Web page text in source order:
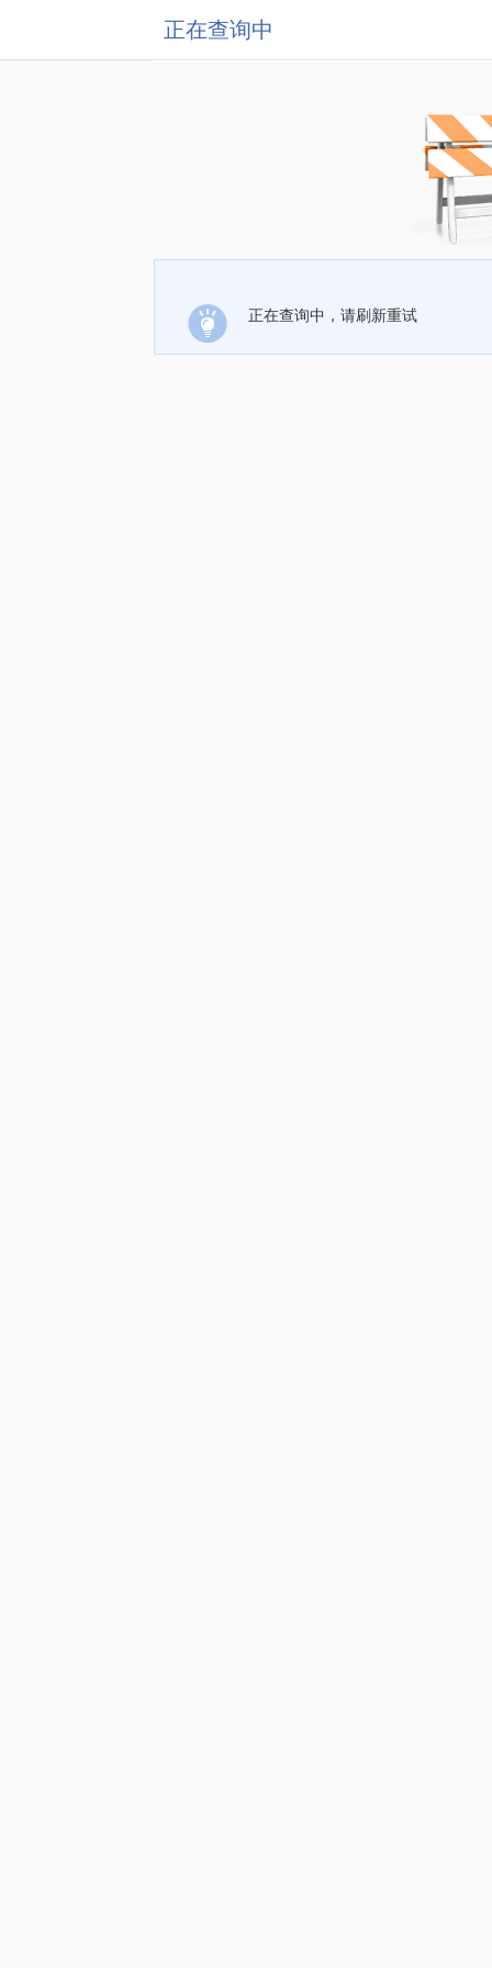
正在查询中
正在查询中，请刷新重试